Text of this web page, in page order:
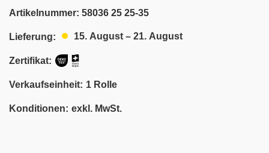
Artikelnummer: 58036 25 25-35
Lieferung: 15. August – 21. August
Zertifikat:
Verkaufseinheit: 1 Rolle
Konditionen: exkl. MwSt.